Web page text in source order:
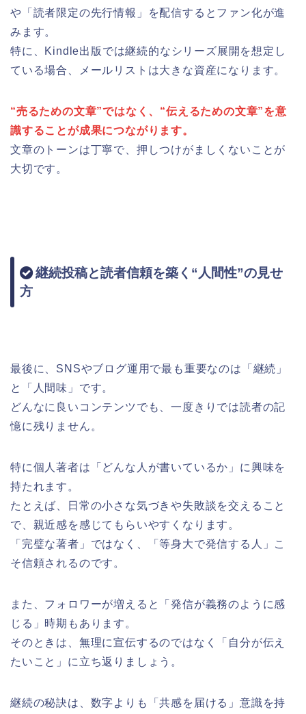
や「読者限定の先行情報」を配信するとファン化が進
みます。
特に、Kindle出版では継続的なシリーズ展開を想定し
ている場合、メールリストは大きな資産になります。
“売るための文章”ではなく、“伝えるための文章”を意
識することが成果につながります。
文章のトーンは丁寧で、押しつけがましくないことが
大切です。
継続投稿と読者信頼を築く“人間性”の見せ
方
最後に、SNSやブログ運用で最も重要なのは「継続」
と「人間味」です。
どんなに良いコンテンツでも、一度きりでは読者の記
憶に残りません。
特に個人著者は「どんな人が書いているか」に興味を
持たれます。
たとえば、日常の小さな気づきや失敗談を交えること
で、親近感を感じてもらいやすくなります。
「完璧な著者」ではなく、「等身大で発信する人」こ
そ信頼されるのです。
また、フォロワーが増えると「発信が義務のように感
じる」時期もあります。
そのときは、無理に宣伝するのではなく「自分が伝え
たいこと」に立ち返りましょう。
継続の秘訣は、数字よりも「共感を届ける」意識を持